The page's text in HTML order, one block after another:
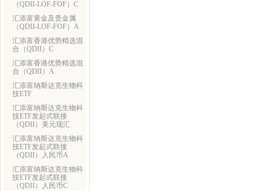
（QDII-LOF-FOF）C
汇添富黄金及贵金属
（QDII-LOF-FOF）A
汇添富香港优势精选混
合（QDII）C
汇添富香港优势精选混
合（QDII）A
汇添富纳斯达克生物科
技ETF
汇添富纳斯达克生物科
技ETF发起式联接
（QDII）美元现汇
汇添富纳斯达克生物科
技ETF发起式联接
（QDII）人民币A
汇添富纳斯达克生物科
技ETF发起式联接
（QDII）人民币C